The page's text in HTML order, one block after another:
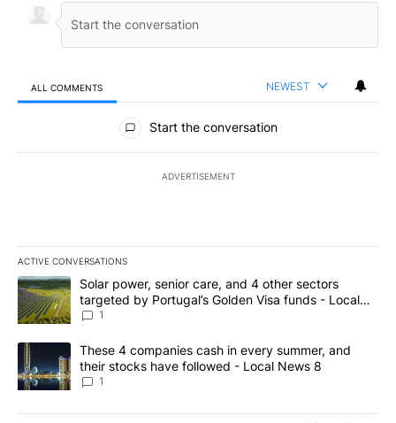
ALL COMMENTS NEWEST
All Comments
Start the conversation
ADVERTISEMENT
ACTIVE CONVERSATIONS
The following is a list of the most commented articles in the last
A trending article titled "Solar power, senior care, and 4 other
Solar power, senior care, and 4 other sectors
targeted by Portugal’s Golden Visa funds - Local
News 8
1
A trending article titled "These 4 companies cash in every
These 4 companies cash in every summer, and
their stocks have followed - Local News 8
1